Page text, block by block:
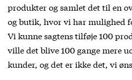
produkter og samlet det til en
og butik, hvor vi har mulighed
Vi kunne sagtens tilføje 100
ville det blive 100 gange mere
kunder, og det er ikke det, vi